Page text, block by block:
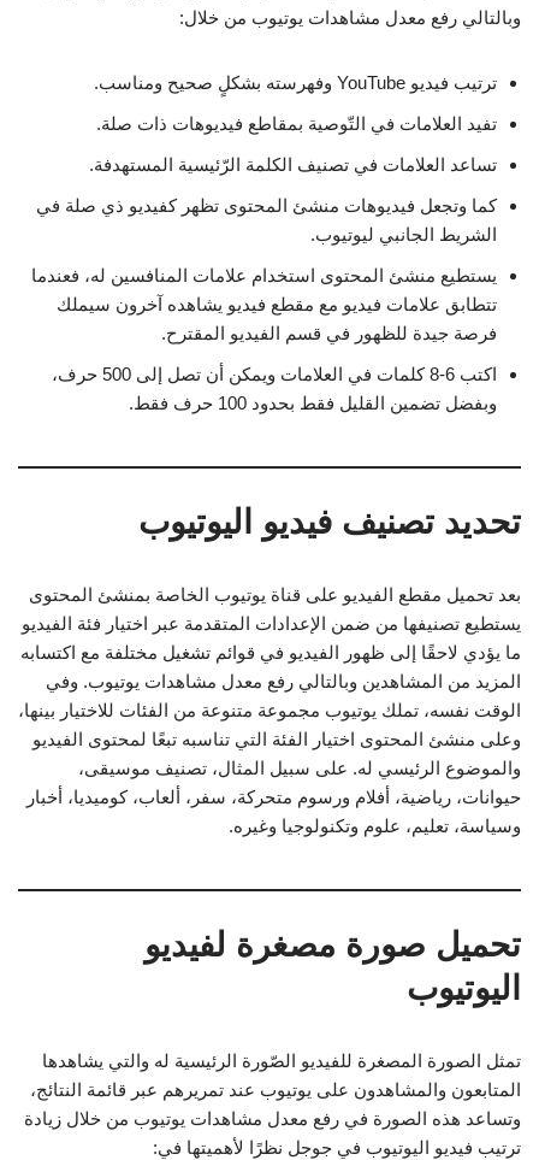
وبالتالي رفع معدل مشاهدات يوتيوب من خلال:
ترتيب فيديو YouTube وفهرسته بشكلٍ صحيح ومناسب.
تفيد العلامات في التّوصية بمقاطع فيديوهات ذات صلة.
تساعد العلامات في تصنيف الكلمة الرّئيسية المستهدفة.
كما وتجعل فيديوهات منشئ المحتوى تظهر كفيديو ذي صلة في
الشريط الجانبي ليوتيوب.
يستطيع منشئ المحتوى استخدام علامات المنافسين له، فعندما
تتطابق علامات فيديو مع مقطع فيديو يشاهده آخرون سيملك
فرصة جيدة للظهور في قسم الفيديو المقترح.
اكتب 6-8 كلمات في العلامات ويمكن أن تصل إلى 500 حرف،
وبفضل تضمين القليل فقط بحدود 100 حرف فقط.
تحديد تصنيف فيديو اليوتيوب
بعد تحميل مقطع الفيديو على قناة يوتيوب الخاصة بمنشئ المحتوى
يستطيع تصنيفها من ضمن الإعدادات المتقدمة عبر اختيار فئة الفيديو
ما يؤدي لاحقًا إلى ظهور الفيديو في قوائم تشغيل مختلفة مع اكتسابه
المزيد من المشاهدين وبالتالي رفع معدل مشاهدات يوتيوب. وفي
الوقت نفسه، تملك يوتيوب مجموعة متنوعة من الفئات للاختيار بينها،
وعلى منشئ المحتوى اختيار الفئة التي تناسبه تبعًا لمحتوى الفيديو
والموضوع الرئيسي له. على سبيل المثال، تصنيف موسيقى،
حيوانات، رياضية، أفلام ورسوم متحركة، سفر، ألعاب، كوميديا، أخبار
وسياسة، تعليم، علوم وتكنولوجيا وغيره.
تحميل صورة مصغرة لفيديو
اليوتيوب
تمثل الصورة المصغرة للفيديو الصّورة الرئيسية له والتي يشاهدها
المتابعون والمشاهدون على يوتيوب عند تمريرهم عبر قائمة النتائج،
وتساعد هذه الصورة في رفع معدل مشاهدات يوتيوب من خلال زيادة
ترتيب فيديو اليوتيوب في جوجل نظرًا لأهميتها في: